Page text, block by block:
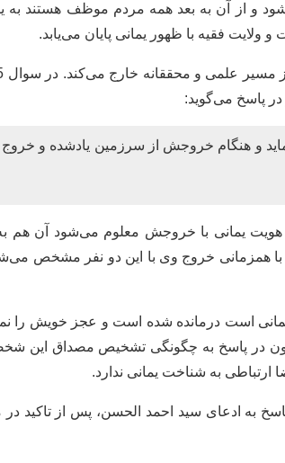
و از آن به بعد همه مردم موظف هستند به
فقیه با ظهور یمانی پایان می‌یابد.
پاسخ می‌گوید:
و هنگام خروجش از سرزمین یاد‌شده و خروج
هویت یمانی با خروجش معلوم می‌شود آن هم
همزمانی خروج وی با این دو نفر مشخص
است درمانده شده است و عجز خویش را
در پاسخ به چگونگی تشخیص مصداق این
به شناخت یمانی ندارد.
به ادعای سید احمد الحسن، پس از تاکید در